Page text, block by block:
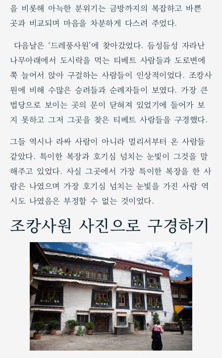
을 비롯해 아늑한 분위기는 금방까지의 복잡하고 바쁜
곳과 비교되며 마음을 차분하게 다스려 주었다.
다음날은 ‘드레풍사원’에 찾아갔었다. 듬성듬성 자라난
나무아래에서 도시락을 먹는 티베트 사람들과 도로변에
쭉 늘어서 앉아 구걸하는 사람들이 인상적이었다. 조캉사
원에 비해 수많은 승려들과 순례자들이 보였다. 가장 큰
법당으로 보이는 곳의 문이 닫혀져 있었기에 들어가 보
지 못하고 그저 그곳을 찾은 티베트 사람들을 구경했다.
그들 역시나 라싸 사람이 아니라 멀리서부터 온 사람들
같았다. 특이한 복장과 호기심 넘치는 눈빛이 그것을 말
해주고 있었다. 사실 그곳에서 가장 특이한 복장을 한 사
람은 나였으며 가장 호기심 넘치는 눈빛을 가진 사람 역
시도 나였음은 부정할 수 없는 것이었다.
조캉사원 사진으로 구경하기